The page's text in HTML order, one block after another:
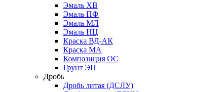
Эмаль ХВ
Эмаль ПФ
Эмаль МЛ
Эмаль НЦ
Краска ВД-АК
Краска МА
Композиция ОС
Грунт ЭП
Дробь
Дробь литая (ДСЛУ)